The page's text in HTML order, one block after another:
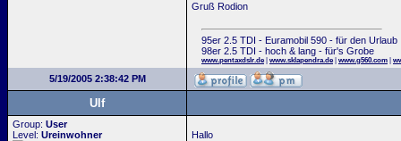
Gruß Rodion
95er 2.5 TDI - Euramobil 590 - für den Urlaub
98er 2.5 TDI - hoch & lang - für's Grobe
www.pentaxdslr.de www.sklapendra.de www.g560.com
5/19/2005 2:38:42 PM
Ulf
Group: User
Level: Ureinwohner
Hallo